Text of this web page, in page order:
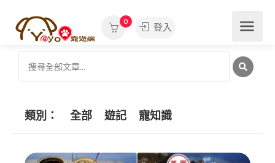
0
登入
類別： 全部 遊記 寵知識